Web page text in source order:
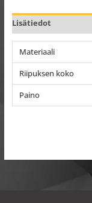
Lisätiedot
Materiaali
Riipuksen koko
Paino